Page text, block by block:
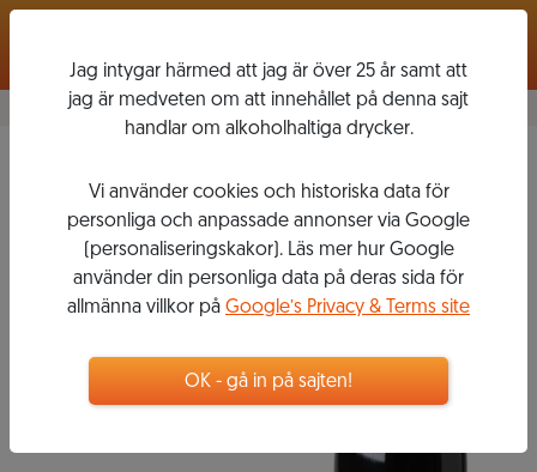
Blauer Zweigelt 2012
EDITION
CHREMISA
kr
Flaska, 750 ml
Jag intygar härmed att jag är över 25 år samt att
jag är medveten om att innehållet på denna sajt
handlar om alkoholhaltiga drycker.
Vi använder cookies och historiska data för
personliga och anpassade annonser via Google
(personaliseringskakor). Läs mer hur Google
använder din personliga data på deras sida för
allmänna villkor på Google’s Privacy & Terms site
OK - gå in på sajten!